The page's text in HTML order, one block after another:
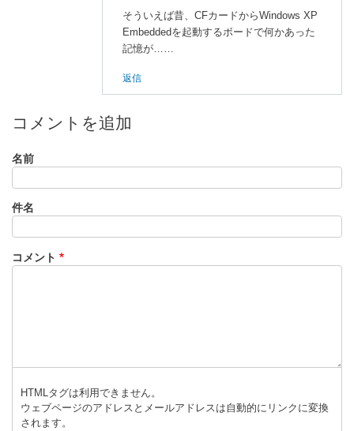
懐
し
い
の
返
そういえば昔、CFカードからWindows XP
Embeddedを起動するボードで何かあった
記憶が……
返信
コメントを追加
名前
件名
コメント
HTMLタグは利用できません。
ウェブページのアドレスとメールアドレスは自動的にリンクに変換
されます。